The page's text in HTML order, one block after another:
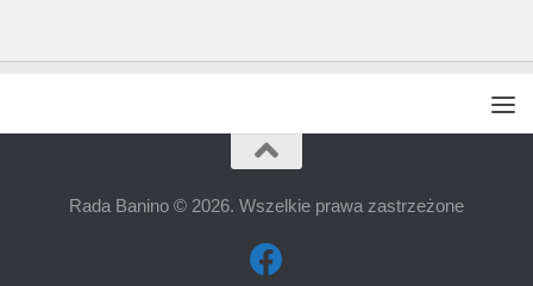
Rada Banino © 2026. Wszelkie prawa zastrzeżone